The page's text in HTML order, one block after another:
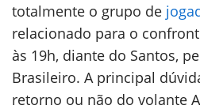
totalmente o grupo de
relacionado para o
às 19h, diante do Santos,
Brasileiro. A principal
retorno ou não do volante